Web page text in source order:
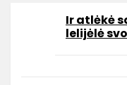
Ir atlėkė
lelijėlė